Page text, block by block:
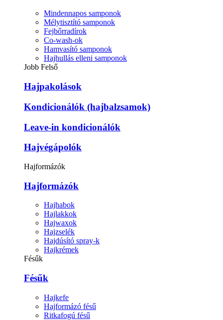
Mindennapos samponok
Mélytisztító samponok
Fejbőrradírok
Co-wash-ok
Hamvasító samponok
Hajhullás elleni samponok
Jobb Felső
Hajpakolások
Kondicionálók (hajbalzsamok)
Leave-in kondicionálók
Hajvégápolók
Hajformázók
Hajformázók
Hajhabok
Hajlakkok
Hajwaxok
Hajzselék
Hajdúsító spray-k
Hajkrémek
Fésűk
Fésűk
Hajkefe
Hajformázó fésű
Ritkafogú fésű